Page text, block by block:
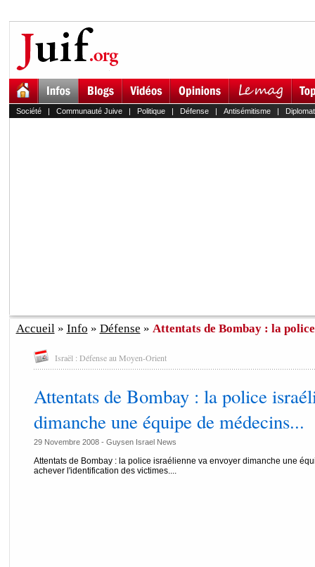
Société| Communauté Juive| Politique| Défense| Antisémitisme|
Accueil» Info » Défense » Attentats de Bombay : la
Israël : Défense au Moyen-Orient
Attentats de Bombay : la police
dimanche une équipe de médecins...
29 Novembre 2008 - Guysen Israel News
Attentats de Bombay : la police israélienne va envoyer dimanche une
achever l'identification des victimes....